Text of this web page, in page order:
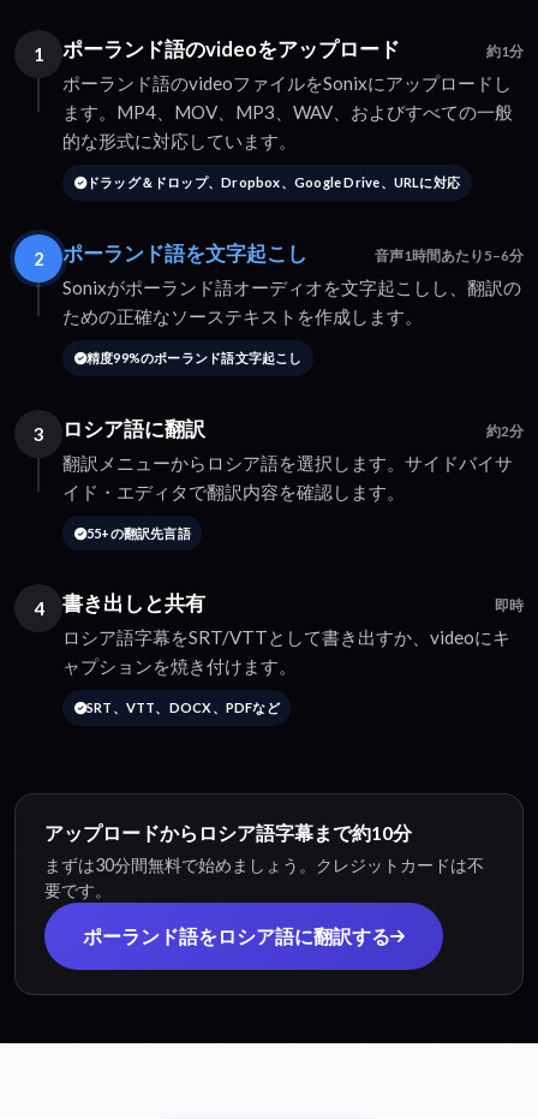
1 ポーランド語のvideoをアップロード 約1分
ポーランド語のvideoファイルをSonixにアップロードし
ます。MP4、MOV、MP3、WAV、およびすべての一般
的な形式に対応しています。
ドラッグ＆ドロップ、Dropbox、Google Drive、URLに対応
2 ポーランド語を文字起こし 音声1時間あたり5–6分
Sonixがポーランド語オーディオを文字起こしし、翻訳の
ための正確なソーステキストを作成します。
精度99%のポーランド語文字起こし
3 ロシア語に翻訳 約2分
翻訳メニューからロシア語を選択します。サイドバイサ
イド・エディタで翻訳内容を確認します。
55+の翻訳先言語
4 書き出しと共有 即時
ロシア語字幕をSRT/VTTとして書き出すか、videoにキ
ャプションを焼き付けます。
SRT、VTT、DOCX、PDFなど
アップロードからロシア語字幕まで約10分
まずは30分間無料で始めましょう。クレジットカードは不
要です。
ポーランド語をロシア語に翻訳する